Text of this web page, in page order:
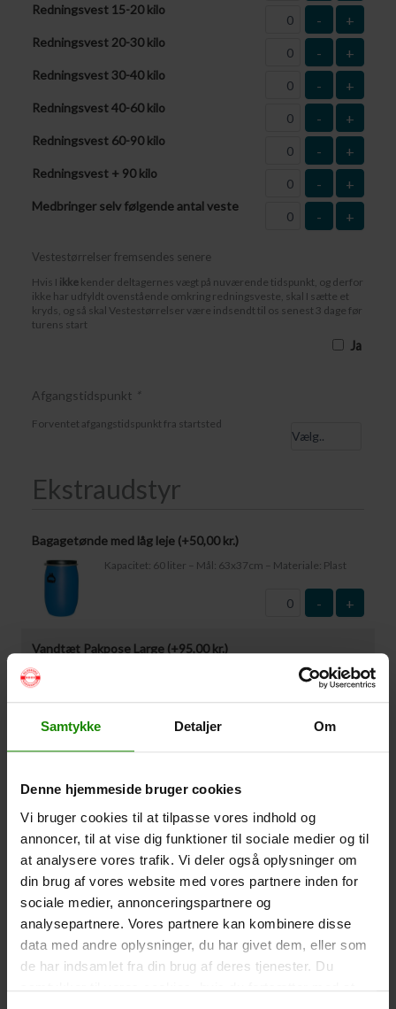
Samtykke Detaljer Om
Denne hjemmeside bruger cookies
Vi bruger cookies til at tilpasse vores indhold og
annoncer, til at vise dig funktioner til sociale medier og til
at analysere vores trafik. Vi deler også oplysninger om
din brug af vores website med vores partnere inden for
sociale medier, annonceringspartnere og
analysepartnere. Vores partnere kan kombinere disse
data med andre oplysninger, du har givet dem, eller som
de har indsamlet fra din brug af deres tjenester. Du
Redningsvest 15-20 kilo
- +
Redningsvest 20-30 kilo
- +
Redningsvest 30-40 kilo
- +
Redningsvest 40-60 kilo
- +
Redningsvest 60-90 kilo
- +
Redningsvest + 90 kilo
- +
Medbringer selv følgende antal veste
- +
Vestestørrelser fremsendes senere
Hvis I ikke kender deltagernes vægt på nuværende tidspunkt, og derfor
ikke har udfyldt ovenstående omkring redningsveste, skal I sætte et
kryds, og så skal Vestestørrelser være indsendt til os senest 3 dage før
turens start
Ja
Afgangstidspunkt *
Forventet afgangstidspunkt fra startsted
Ekstraudstyr
Bagagetønde med låg leje (+50,00kr.)
Kapacitet: 60 liter – Mål: 63x37cm – Materiale: Plast
- +
Vandtæt Pakpose Large (+95,00kr.)
Volumen: 36 liter – Størrelse: 30x30x61cm. –
-
Volume: 6 liter – Størrelse: 18x18x35cm. – Materiale:
- +
Vandtæt Smartphone Etui (+ 60,00kr.)
Størrelse 22,5×11,5cm. Telefonen kan betjenes når
den er i etuiet. Vandtæt ned til 1 meter.
-